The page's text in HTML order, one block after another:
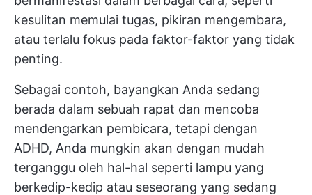
kesulitan memulai tugas, pikiran mengembara,
atau terlalu fokus pada faktor-faktor yang tidak
penting.
Sebagai contoh, bayangkan Anda sedang
berada dalam sebuah rapat dan mencoba
mendengarkan pembicara, tetapi dengan
ADHD, Anda mungkin akan dengan mudah
terganggu oleh hal-hal seperti lampu yang
berkedip-kedip atau seseorang yang sedang